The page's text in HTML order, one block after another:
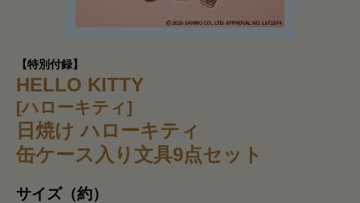
【特別付録】
HELLO KITTY
[ハローキティ]
日焼け ハローキティ
缶ケース入り文具9点セット
サイズ（約）